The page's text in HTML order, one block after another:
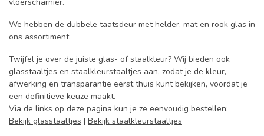
We hebben de dubbele taatsdeur met helder, mat en rook glas in
ons assortiment.
Twijfel je over de juiste glas- of staalkleur? Wij bieden ook
glasstaaltjes en staalkleurstaaltjes aan, zodat je de kleur,
afwerking en transparantie eerst thuis kunt bekijken, voordat je
een definitieve keuze maakt.
Via de links op deze pagina kun je ze eenvoudig bestellen:
Bekijk glasstaaltjes | Bekijk staalkleurstaaltjes